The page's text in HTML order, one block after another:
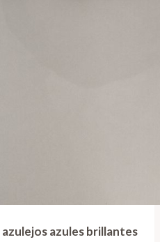
azulejos azules brillantes